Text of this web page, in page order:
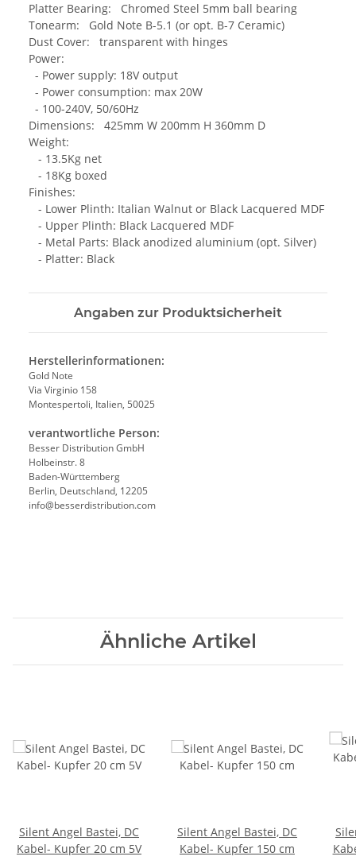
Platter Bearing: Chromed Steel 5mm ball bearing
Tonearm: Gold Note B-5.1 (or opt. B-7 Ceramic)
Dust Cover: transparent with hinges
Power:
- Power supply: 18V output
- Power consumption: max 20W
- 100-240V, 50/60Hz
Dimensions: 425mm W 200mm H 360mm D
Weight:
- 13.5Kg net
- 18Kg boxed
Finishes:
- Lower Plinth: Italian Walnut or Black Lacquered MDF
- Upper Plinth: Black Lacquered MDF
- Metal Parts: Black anodized aluminium (opt. Silver)
- Platter: Black
Angaben zur Produktsicherheit
Herstellerinformationen:
Gold Note
Via Virginio 158
Montespertoli, Italien, 50025
verantwortliche Person:
Besser Distribution GmbH
Holbeinstr. 8
Baden-Württemberg
Berlin, Deutschland, 12205
info@besserdistribution.com
Ähnliche Artikel
Silent Angel Bastei, DC
Kabel- Kupfer 20 cm 5V
Silent Angel Bastei, DC
Kabel- Kupfer 150 cm